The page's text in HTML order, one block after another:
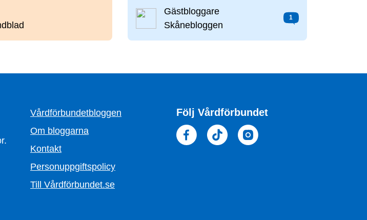
Gästbloggare
Skånebloggen
1
Vårdförbundetbloggen
Om bloggarna
Kontakt
Personuppgiftspolicy
Till Vårdförbundet.se
Följ Vårdförbundet